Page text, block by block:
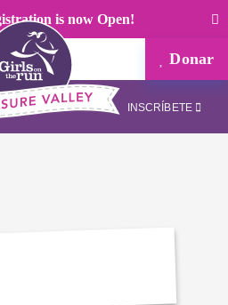
is now Open!
Donar
INSCRÍBETE